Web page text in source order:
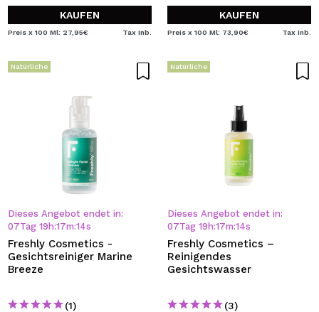
KAUFEN
Preis x 100 Ml: 27,95€ Tax Inb.
KAUFEN
Preis x 100 Ml: 73,90€ Tax Inb.
Natürliche
Dieses Angebot endet in:
07Tag 19 h:17m:13s
Freshly Cosmetics -
Gesichtsreiniger Marine
Breeze
(1)
Natürliche
Dieses Angebot endet in:
07Tag 19 h:17m:13s
Freshly Cosmetics –
Reinigendes
Gesichtswasser
(3)